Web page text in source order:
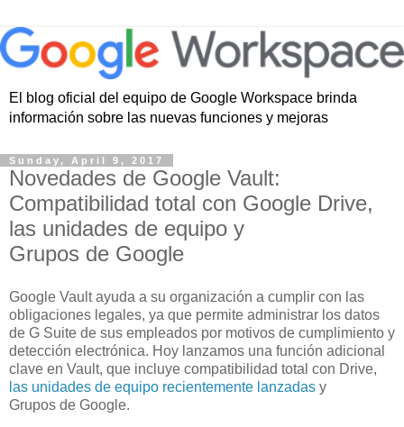
El blog oficial del equipo de Google Workspace brinda
información sobre las nuevas funciones y mejoras
Sunday, April 9, 2017
Novedades de Google Vault:
Compatibilidad total con Google Drive,
las unidades de equipo y
Grupos de Google
Google Vault ayuda a su organización a cumplir con las
obligaciones legales, ya que permite administrar los datos
de G Suite de sus empleados por motivos de cumplimiento y
detección electrónica. Hoy lanzamos una función adicional
clave en Vault, que incluye compatibilidad total con Drive,
las unidades de equipo recientemente lanzadas y
Grupos de Google.